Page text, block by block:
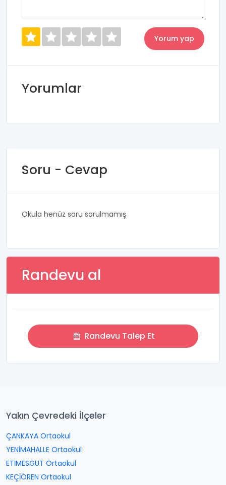
Yorumlar
Soru - Cevap
Okula henüz soru sorulmamış
Randevu al
Randevu Talep Et
Yakın Çevredeki İlçeler
ÇANKAYA Ortaokul
YENİMAHALLE Ortaokul
ETİMESGUT Ortaokul
KEÇİÖREN Ortaokul